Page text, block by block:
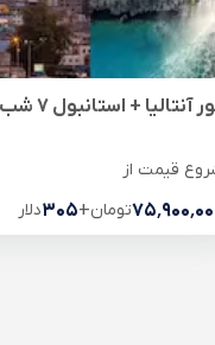
آنتالیا + استانبول 7 شب
قیمت از
تومان+۳۰۵دلار